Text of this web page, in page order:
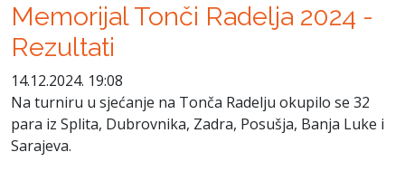
Memorijal Tonči Radelja 2024 -
Rezultati
14.12.2024. 19:08
Na turniru u sjećanje na Tonča Radelju okupilo se 32
para iz Splita, Dubrovnika, Zadra, Posušja, Banja Luke i
Sarajeva.